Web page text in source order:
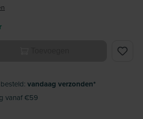
Voer de gewenste hoeveelheid in of
vandaag verzonden*
vanaf €59